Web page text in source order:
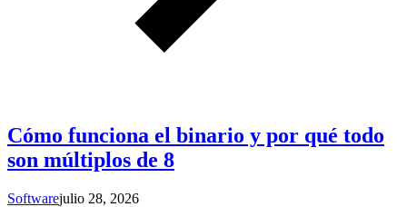
Cómo funciona el binario y por qué todo
son múltiplos de 8
Softwarejulio 28, 2026